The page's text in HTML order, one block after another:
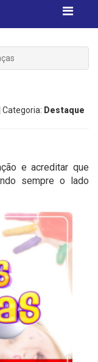
| Categoria: Destaque
e acreditar que
sempre o lado